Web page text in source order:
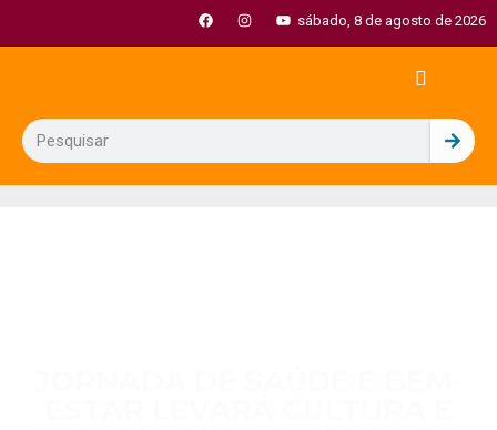
sábado, 8 de agosto de 2026